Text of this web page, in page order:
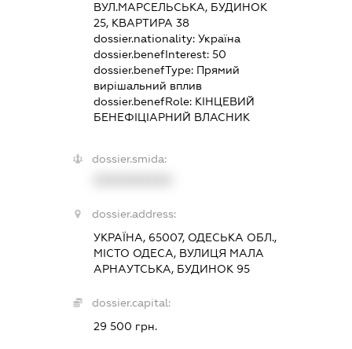
ВУЛ.МАРСЕЛЬСЬКА, БУДИНОК
25, КВАРТИРА 38
dossier.nationality:Україна
dossier.benefInterest:50
dossier.benefType: Прямий
вирішальний вплив
dossier.benefRole: КІНЦЕВИЙ
БЕНЕФІЦІАРНИЙ ВЛАСНИК
dossier.smida:
dossier.address:
УКРАЇНА, 65007, ОДЕСЬКА ОБЛ.,
МІСТО ОДЕСА, ВУЛИЦЯ МАЛА
АРНАУТСЬКА, БУДИНОК 95
dossier.capital:
29 500 грн.